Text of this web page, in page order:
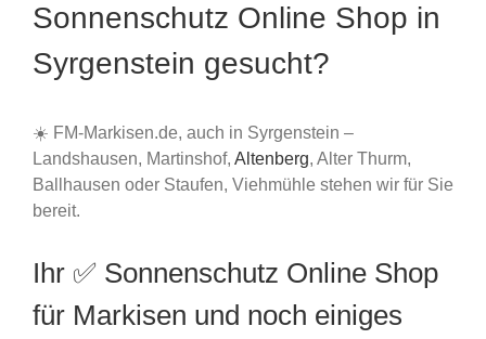
Sonnenschutz Online Shop in
Syrgenstein gesucht?
☀️ FM-Markisen.de, auch in Syrgenstein –
Landshausen, Martinshof, Altenberg, Alter Thurm,
Ballhausen oder Staufen, Viehmühle stehen wir für Sie
bereit.
Ihr ✅ Sonnenschutz Online Shop
für Markisen und noch einiges